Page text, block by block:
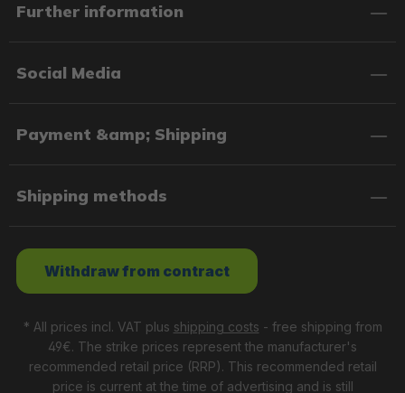
Further information
Social Media
Payment &amp; Shipping
Shipping methods
Withdraw from contract
* All prices incl. VAT plus shipping costs - free shipping from
49€. The strike prices represent the manufacturer's
recommended retail price (RRP). This recommended retail
price is current at the time of advertising and is still